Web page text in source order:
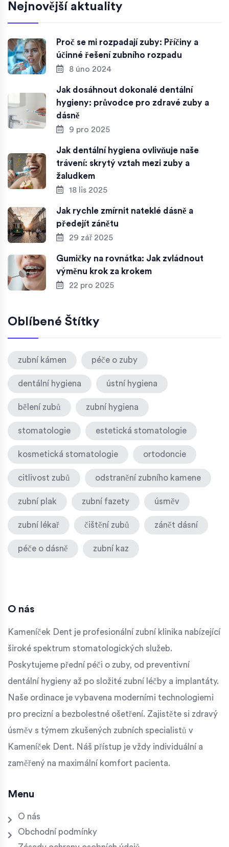
Nejnovější aktuality
Proč se mi rozpadají zuby: Příčiny a
účinné řešení zubního rozpadu
8 úno 2024
Jak dosáhnout dokonalé dentální
hygieny: průvodce pro zdravé zuby a
dásně
9 pro 2025
Jak dentální hygiena ovlivňuje naše
trávení: skrytý vztah mezi zuby a
žaludkem
18 lis 2025
Jak rychle zmírnit nateklé dásně a
předejít zánětu
29 zář 2025
Gumičky na rovnátka: Jak zvládnout
výměnu krok za krokem
22 pro 2025
Oblíbené Štítky
zubní kámen péče o zuby
dentální hygiena ústní hygiena
bělení zubů zubní hygiena
stomatologie estetická stomatologie
kosmetická stomatologie ortodoncie
citlivost zubů odstranění zubního kamene
zubní plak zubní fazety úsměv
zubní lékař čištění zubů zánět dásní
péče o dásně zubní kaz
O nás
Kameníček Dent je profesionální zubní klinika nabízející
široké spektrum stomatologických služeb.
Poskytujeme přední péči o zuby, od preventivní
dentální hygieny až po složité zubní léčby a implantáty.
Naše ordinace je vybavena moderními technologiemi
pro precizní a bezbolestné ošetření. Zajistěte si zdravý
úsměv s týmem zkušených zubních specialistů v
Kameníček Dent. Náš přístup je vždy individuální a
zaměřený na maximální komfort pacienta.
Menu
O nás
Obchodní podmínky